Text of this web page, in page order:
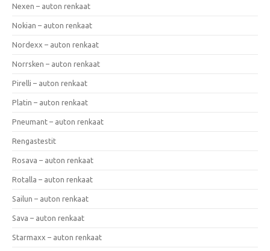
Nexen – auton renkaat
Nokian – auton renkaat
Nordexx – auton renkaat
Norrsken – auton renkaat
Pirelli – auton renkaat
Platin – auton renkaat
Pneumant – auton renkaat
Rengastestit
Rosava – auton renkaat
Rotalla – auton renkaat
Sailun – auton renkaat
Sava – auton renkaat
Starmaxx – auton renkaat